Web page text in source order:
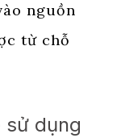
nguồn
từ chỗ
sử dụng